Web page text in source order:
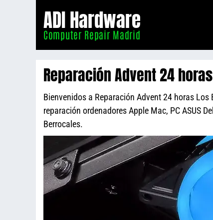
ADI Hardware
Computer Repair Madrid
Reparación Advent 24
Bienvenidos a Reparación Advent 24 horas
reparación ordenadores Apple Mac, PC ASUS
Berrocales.